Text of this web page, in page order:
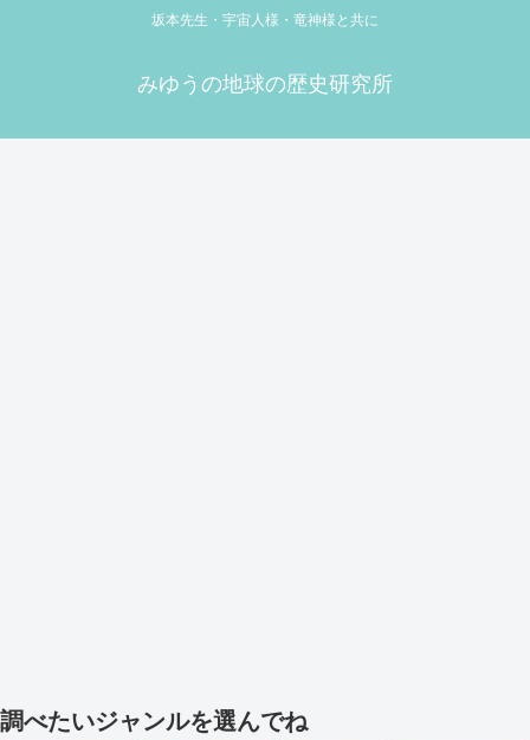
坂本先生・宇宙人様・竜神様と共に
みゆうの地球の歴史研究所
調べたいジャンルを選んでね